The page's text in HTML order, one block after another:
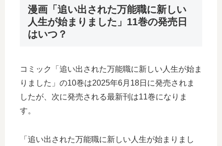
漫画「追い出された万能職に新しい
人生が始まりました」11巻の発売日
はいつ？
コミック「追い出された万能職に新しい人生が始ま
りました」の10巻は2025年6月18日に発売されま
したが、次に発売される最新刊は11巻になりま
す。
「追い出された万能職に新しい人生が始まりまし